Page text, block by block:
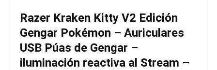
Razer Kraken Kitty V2 Edición
Gengar Pokémon – Auriculares
USB Púas de Gengar –
iluminación reactiva al Stream –